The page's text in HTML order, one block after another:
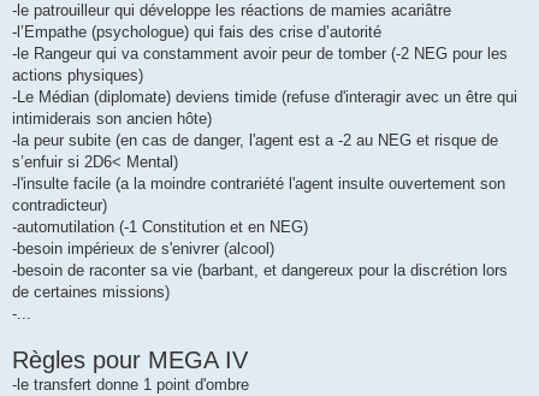
-le patrouilleur qui développe les réactions de mamies acariâtre
-l’Empathe (psychologue) qui fais des crise d’autorité
-le Rangeur qui va constamment avoir peur de tomber (-2 NEG pour les
actions physiques)
-Le Médian (diplomate) deviens timide (refuse d'interagir avec un être qui
intimiderais son ancien hôte)
-la peur subite (en cas de danger, l'agent est a -2 au NEG et risque de
s’enfuir si 2D6< Mental)
-l'insulte facile (a la moindre contrariété l'agent insulte ouvertement son
contradicteur)
-automutilation (-1 Constitution et en NEG)
-besoin impérieux de s'enivrer (alcool)
-besoin de raconter sa vie (barbant, et dangereux pour la discrétion lors
de certaines missions)
-...
Règles pour MEGA IV
-le transfert donne 1 point d'ombre